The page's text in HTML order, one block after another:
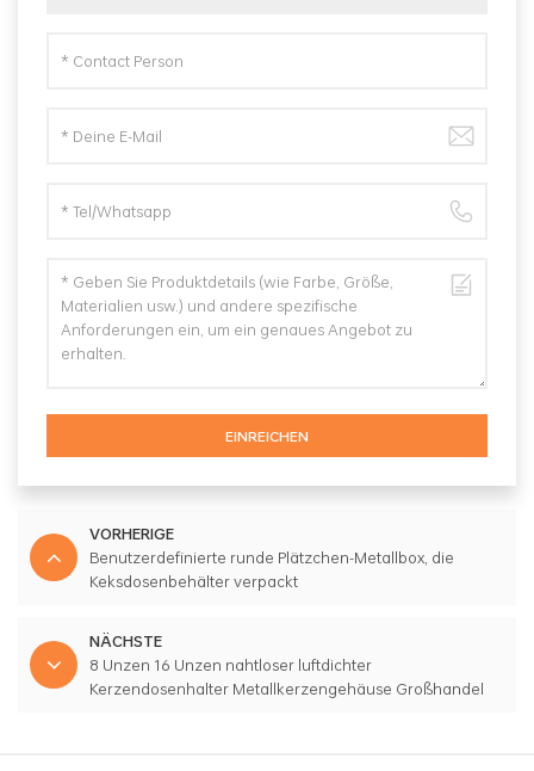
EINREICHEN
VORHERIGE
Benutzerdefinierte runde Plätzchen-Metallbox, die
Keksdosenbehälter verpackt
NÄCHSTE
8 Unzen 16 Unzen nahtloser luftdichter
Kerzendosenhalter Metallkerzengehäuse Großhandel